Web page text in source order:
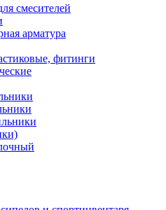
смесителей
арматура
фитинги